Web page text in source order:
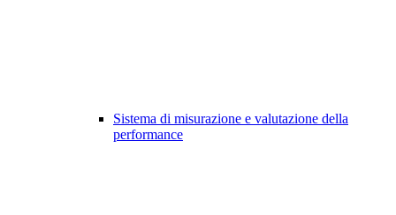
Sistema di misurazione e valutazione della
performance